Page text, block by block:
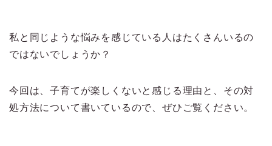
私と同じような悩みを感じている人はたくさんいるの
ではないでしょうか？
今回は、子育てが楽しくないと感じる理由と、その対
処方法について書いているので、ぜひご覧ください。